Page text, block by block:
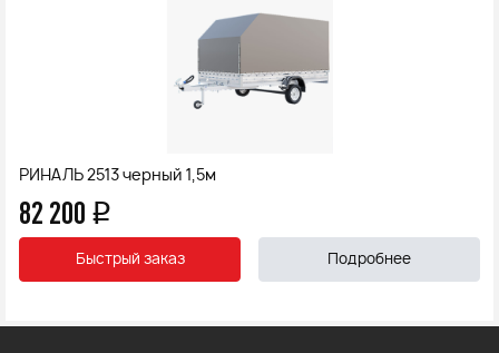
РИНАЛЬ 2513 черный 1,5м
82 200 q
Быстрый заказ Подробнее